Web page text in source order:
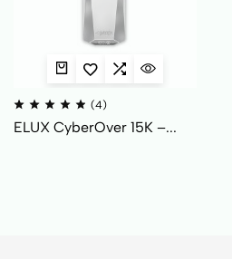
(4)
ELUX CyberOver 15K –...